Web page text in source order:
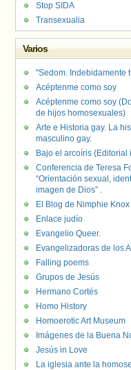
Stop SIDA
Transexualia
Varios
"Sedom. Indebidamente
Acéptenme como soy
Acéptenme como soy
de hijos homosexuales)
Arte e Historia gay. La
masculino gay.
Bajo el arcoíris (Editorial
Conferencia de Teresa
“Orientación sexual,
imagen de Dios” .
El Blog de Nimphie
Enlace judío
Evangelio Queer.
Evangelizadoras de los
Falling poems
Grupos de Jesús
Hermano Cortés
Homo History
Homoerotic Art Museum
Imágenes de la Buena
Jesús in Love
La iglesia ante la